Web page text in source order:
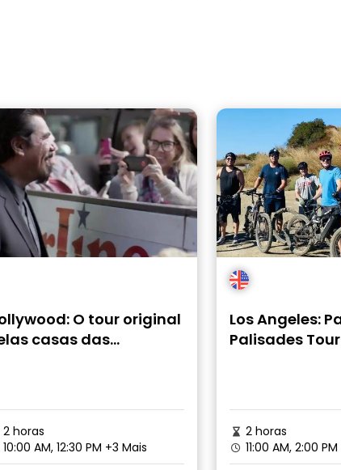
O tour original
casas das
2 horas
10:00 AM, 12:30 PM +3 Mais
Los Angeles:
Palisades
2 horas
11:00 AM, 2:00 PM